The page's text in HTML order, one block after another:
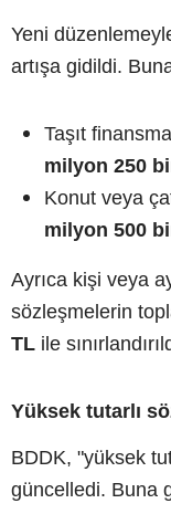
Yeni
artışa gidildi.
Taşıt
milyon 250
Konut veya
milyon 500
Ayrıca kişi veya
sözleşmelerin
TL ile
Yüksek tutarlı
BDDK, "yüksek
güncelledi. Buna